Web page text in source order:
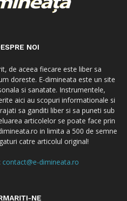
NOI
de aceea fiecare este liber sa
doreste. E-dimineata este un site
si sanatate. Instrumentele,
aici au scopuri informationale si
sa ganditi liber si sa puneti sub
articolelor se poate face prin
in limita a 500 de semne
catre articolul original!
contact@e-dimineata.ro
NE